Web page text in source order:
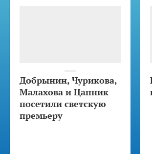
Добрынин, Чурикова,
Малахова и Цапник
посетили светскую
премьеру